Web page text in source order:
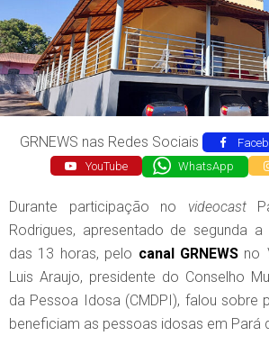
GRNEWS nas Redes Sociais
YouTube
WhatsApp
Durante participação no videocast
Rodrigues, apresentado de segunda
das 13 horas, pelo canal GRNEWSno
Luis Araujo, presidente do Conselho
da Pessoa Idosa (CMDPI), falou sobre
beneficiam as pessoas idosas em Pará